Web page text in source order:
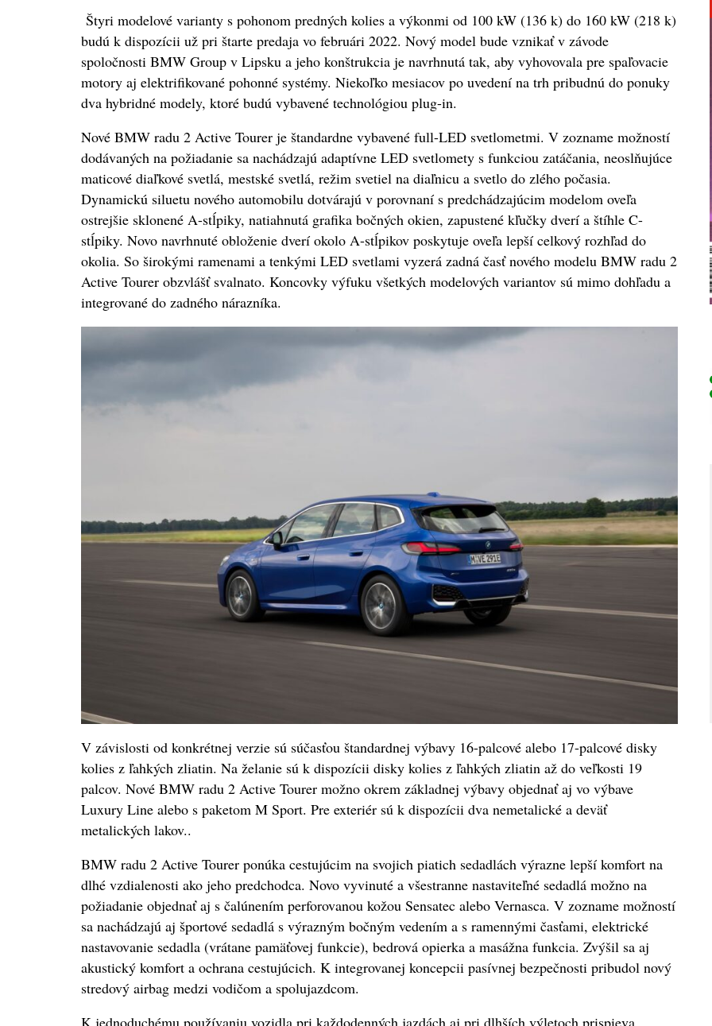
Štyri modelové varianty s pohonom predných kolies a výkonmi od 100 kW (136 k) do 160 kW (218 k)
budú k dispozícii už pri štarte predaja vo februári 2022. Nový model bude vznikať v závode
spoločnosti BMW Group v Lipsku a jeho konštrukcia je navrhnutá tak, aby vyhovovala pre spaľovacie
motory aj elektrifikované pohonné systémy. Niekoľko mesiacov po uvedení na trh pribudnú do ponuky
dva hybridné modely, ktoré budú vybavené technológiou plug-in.
Nové BMW radu 2 Active Tourer je štandardne vybavené full-LED svetlometmi. V zozname možností
dodávaných na požiadanie sa nachádzajú adaptívne LED svetlomety s funkciou zatáčania, neoslňujúce
maticové diaľkové svetlá, mestské svetlá, režim svetiel na diaľnicu a svetlo do zlého počasia.
Dynamickú siluetu nového automobilu dotvárajú v porovnaní s predchádzajúcim modelom oveľa
ostrejšie sklonené A-stĺpiky, natiahnutá grafika bočných okien, zapustené kľučky dverí a štíhle C-
stĺpiky. Novo navrhnuté obloženie dverí okolo A-stĺpikov poskytuje oveľa lepší celkový rozhľad do
okolia. So širokými ramenami a tenkými LED svetlami vyzerá zadná časť nového modelu BMW radu 2
Active Tourer obzvlášť svalnato. Koncovky výfuku všetkých modelových variantov sú mimo dohľadu a
integrované do zadného nárazníka.
V závislosti od konkrétnej verzie sú súčasťou štandardnej výbavy 16-palcové alebo 17-palcové disky
kolies z ľahkých zliatin. Na želanie sú k dispozícii disky kolies z ľahkých zliatin až do veľkosti 19
palcov. Nové BMW radu 2 Active Tourer možno okrem základnej výbavy objednať aj vo výbave
Luxury Line alebo s paketom M Sport. Pre exteriér sú k dispozícii dva nemetalické a deväť
metalických lakov..
BMW radu 2 Active Tourer ponúka cestujúcim na svojich piatich sedadlách výrazne lepší komfort na
dlhé vzdialenosti ako jeho predchodca. Novo vyvinuté a všestranne nastaviteľné sedadlá možno na
požiadanie objednať aj s čalúnením perforovanou kožou Sensatec alebo Vernasca. V zozname možností
sa nachádzajú aj športové sedadlá s výrazným bočným vedením a s ramennými časťami, elektrické
nastavovanie sedadla (vrátane pamäťovej funkcie), bedrová opierka a masážna funkcia. Zvýšil sa aj
akustický komfort a ochrana cestujúcich. K integrovanej koncepcii pasívnej bezpečnosti pribudol nový
stredový airbag medzi vodičom a spolujazdcom.